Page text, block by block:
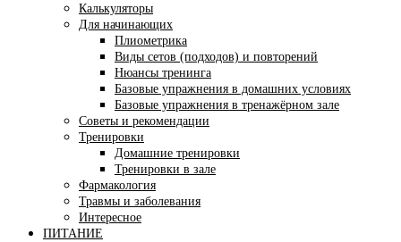
Калькуляторы
Для начинающих
Плиометрика
Виды сетов (подходов) и повторений
Нюансы тренинга
Базовые упражнения в домашних условиях
Базовые упражнения в тренажёрном зале
Советы и рекомендации
Тренировки
Домашние тренировки
Тренировки в зале
Фармакология
Травмы и заболевания
Интересное
ПИТАНИЕ